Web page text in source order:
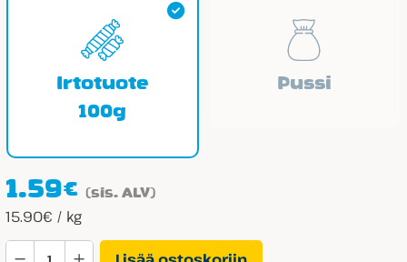
Irtotuote
100g
Pussi
1.59€ (sis. ALV)
15.90€ / kg
Maitosuklaa